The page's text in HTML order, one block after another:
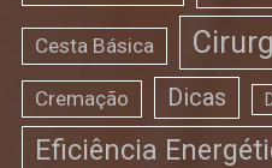
Cesta Básica
Cremação Dicas
Eficiência